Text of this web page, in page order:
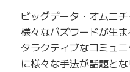
ビッグデータ・オムニ
様々なバズワードが生
タラクティブなコミュ
に様々な手法が話題とな